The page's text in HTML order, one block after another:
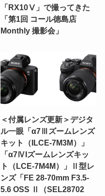
「RX10Ⅴ」で撮ってきた
「第1回 コール徳島店
Monthly 撮影会」
＜付属レンズ更新＞デジタ
ル一眼「α7Ⅲズームレンズ
キット（ILCE-7M3M）」
「α7ⅣIズームレンズキッ
ト（LCE-7M4M）」Ⅱ型レ
ンズ「FE 28-70mm F3.5-
5.6 OSS Ⅱ（SEL28702